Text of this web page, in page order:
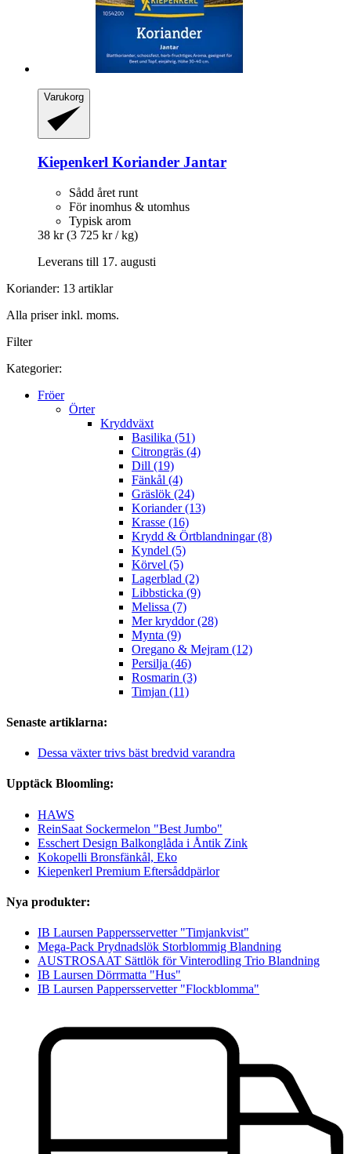
Varukorg
Kiepenkerl Koriander Jantar
Sådd året runt
För inomhus & utomhus
Typisk arom
38 kr (3 725 kr / kg)
Leverans till 17. augusti
Koriander: 13 artiklar
Alla priser inkl. moms.
Filter
Kategorier:
Fröer
Örter
Kryddväxt
Basilika (51)
Citrongräs (4)
Dill (19)
Fänkål (4)
Gräslök (24)
Koriander (13)
Krasse (16)
Krydd & Örtblandningar (8)
Kyndel (5)
Körvel (5)
Lagerblad (2)
Libbsticka (9)
Melissa (7)
Mer kryddor (28)
Mynta (9)
Oregano & Mejram (12)
Persilja (46)
Rosmarin (3)
Timjan (11)
Senaste artiklarna:
Dessa växter trivs bäst bredvid varandra
Upptäck Bloomling:
HAWS
ReinSaat Sockermelon "Best Jumbo"
Esschert Design Balkonglåda i Åntik Zink
Kokopelli Bronsfänkål, Eko
Kiepenkerl Premium Eftersåddpärlor
Nya produkter:
IB Laursen Pappersservetter "Timjankvist"
Mega-Pack Prydnadslök Storblommig Blandning
AUSTROSAAT Sättlök för Vinterodling Trio Blandning
IB Laursen Dörrmatta "Hus"
IB Laursen Pappersservetter "Flockblomma"